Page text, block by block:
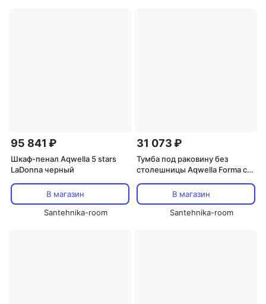
95 841 ₽
Шкаф-пенал Aqwella 5 stars
LaDonna черный
В магазин
Santehnika-room
31 073 ₽
Тумба под раковину без
столешницы Aqwella Forma с
В магазин
Santehnika-room